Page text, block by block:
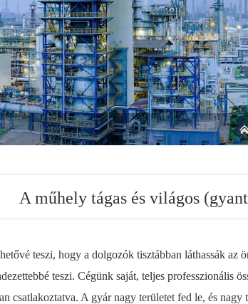
A műhely tágas és világos
teszi, hogy a dolgozók tisztábban láthassák az
teszi. Cégünk saját, teljes professzionális
csatlakoztatva. A gyár nagy területet fed le, és